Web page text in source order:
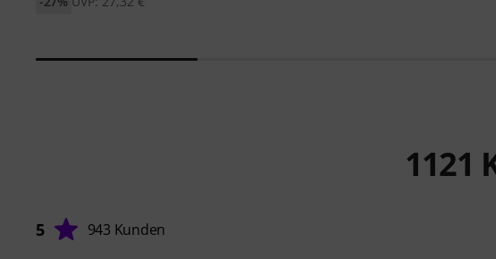
1121
5 943 Kunden